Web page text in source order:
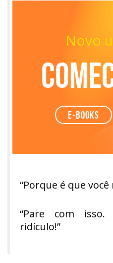
Novo
e-books
“Porque é que você
“Pare com isso.
ridículo!”